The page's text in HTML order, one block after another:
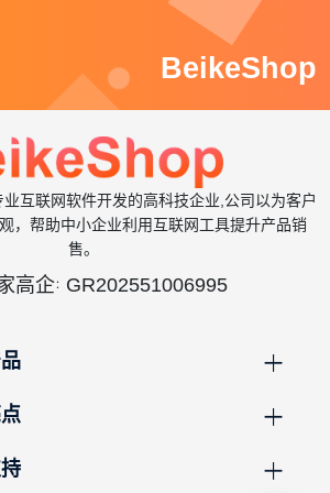
BeikeShop
互联网软件开发的高科技企业,公司以为客户
，帮助中小企业利用互联网工具提升产品销
售。
高企： GR202551006995